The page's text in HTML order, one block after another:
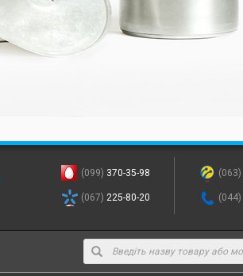
(063)
(044)
(099) 370-35-98
(067) 225-80-20